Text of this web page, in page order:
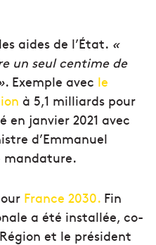
aides de l’État. «
un seul centime de
. Exemple avec le
à 5,1 milliards pour
en janvier 2021 avec
d’Emmanuel
mandature.
France 2030. Fin
a été installée, co-
et le président